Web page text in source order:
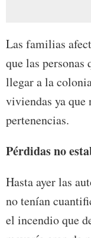
Las familias
que las personas
llegar a la
viviendas ya que
pertenencias.
Pérdidas no
Hasta ayer las
no tenían
el incendio que